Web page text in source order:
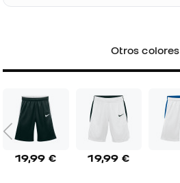
Otros colores
19,99 € 19,99 €